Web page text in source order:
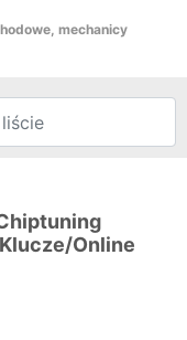
mechanicy
Online